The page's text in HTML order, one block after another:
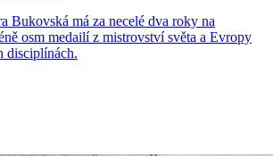
Bukovská má za necelé dva roky na
osm medailí z mistrovství světa a Evropy
disciplínách.